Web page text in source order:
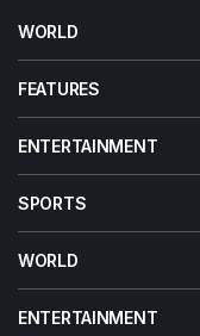
WORLD
FEATURES
ENTERTAINMENT
SPORTS
WORLD
ENTERTAINMENT